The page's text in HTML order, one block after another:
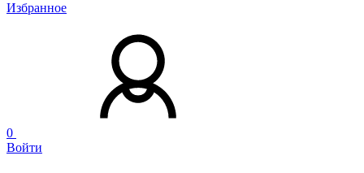
Избранное
0
Войти